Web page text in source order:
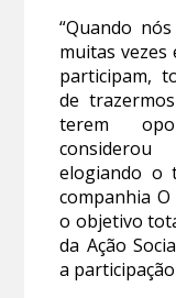
“Quando
muitas vezes
participam,
de
terem
elogiando o
companhia
o objetivo
da Ação
a